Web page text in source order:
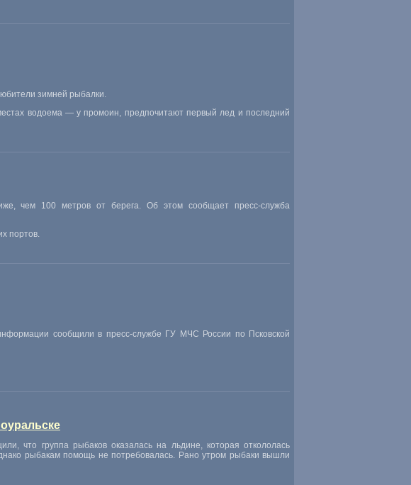
зимней рыбалки.
водоема — у промоин, предпочитают первый лед и последний
, чем 100 метров от берега. Об этом сообщает пресс-служба
портов.
сообщили в пресс-службе ГУ МЧС России по Псковской
, что группа рыбаков оказалась на льдине, которая откололась
рыбакам помощь не потребовалась. Рано утром рыбаки вышли